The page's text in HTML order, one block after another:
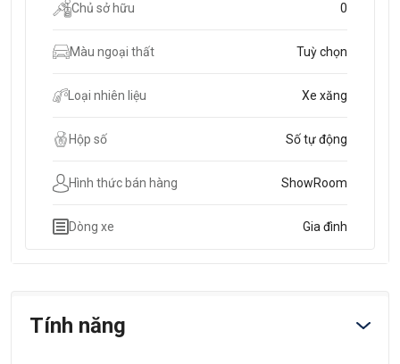
Chủ sở hữu 0
Màu ngoại thất Tuỳ chọn
Loại nhiên liệu Xe xăng
Hộp số Số tự động
Hình thức bán hàng ShowRoom
Dòng xe Gia đình
Tính năng